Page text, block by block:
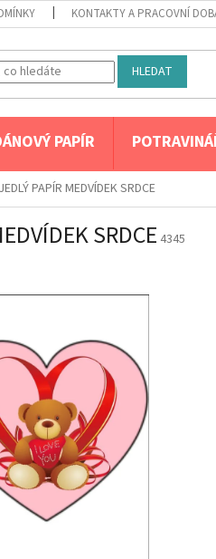
KONTAKTY A PRACOVNÍ
HLEDAT
PAPÍR
JEDLÝ PAPÍR MEDVÍDEK SRDCE
SRDCE 4345